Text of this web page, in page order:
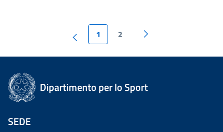
1 2
Dipartimento per lo Sport
SEDE